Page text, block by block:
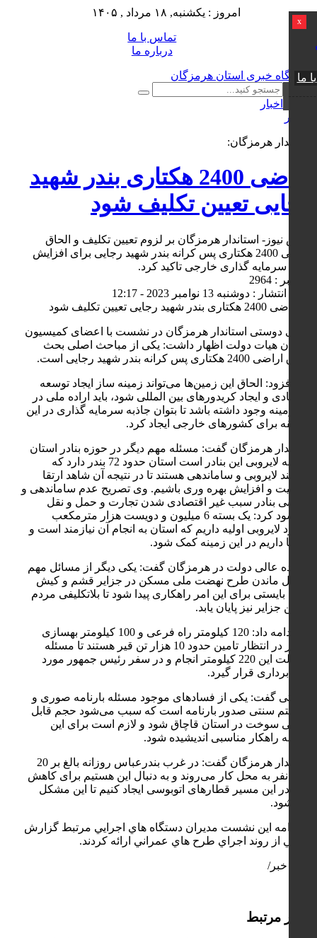
امروز : یکشنبه, ۱۸ مرداد , ۱۴۰۵
تماس با ما
درباره ما
x
ما
اخبار
استاندار هرمزگان:
اراضی 2400 هکتاری بندر شهید
رجایی تعیین تکلیف شود
کوش نیوز- استاندار هرمزگان بر لزوم تعیین تکلیف و الحاق
اراضی 2400 هکتاری پس کرانه بندر شهید رجایی برای افزایش
حجم سرمایه گذاری خارجی تاکید کرد.
کد خبر : 2964
تاریخ انتشار : دوشنبه 13 نوامبر 2023 - 12:17
مهدی دوستی استاندار هرمزگان در نشست با اعضای کمیسیون
عمران هیات دولت اظهار داشت: یکی از مباحث اصلی بحث
الحاق اراضی 2400 هکتاری پس کرانه بندر شهید رجایی است.
وی افزود: الحاق این زمین‌ها می‌تواند زمینه ساز ایجاد توسعه
اقتصادی و ایجاد کریدورهای بین المللی شود، باید اراده ملی در
این زمینه وجود داشته باشد تا بتوان جاذبه سرمایه گذاری در این
منطقه برای کشورهای خارجی ایجاد کرد.
استاندار هرمزگان گفت: مسئله مهم دیگر در حوزه بنادر استان
مسئله لایروبی این بنادر است استان حدود 72 بندر دارد که
نیازمند لایروبی و ساماندهی هستند تا در نتیجه آن شاهد ارتقا
ظرفیت و افزایش بهره وری باشیم. وی تصریح عدم ساماندهی و
لايروبی بنادر سبب غیر اقتصادی شدن تجارت و حمل و نقل
می‌شود کرد: یک بسته 6 میلیون و دویست هزار مترمکعب
برآورد لایروبی اولیه داریم که استان به انجام آن نیازمند است و
تقاضا داریم در این زمینه کمک شود.
نماینده عالی دولت در هرمزگان گفت: یکی دیگر از مسائل مهم
معطل ماندن طرح نهضت ملی مسکن در جزایر قشم و کیش
است بایستی برای این امر راهکاری پیدا شود تا بلاتکلیفی مردم
در این جزایر نیز پایان یابد.
وی ادامه داد: 120 کیلومتر راه فرعی و 100 کیلومتر بهسازی
مسیر در انتظار تامین حدود 10 هزار تن قیر هستند تا مسئله
آسفالت این 220 کیلومتر انجام و در سفر رئیس جمهور مورد
بهره برداری قرار گیرد.
دوستی گفت: یکی از فسادهای موجود مسئله بارنامه صوری و
سیستم سنتی صدور بارنامه است که سبب می‌شود حجم قابل
توجهی سوخت در استان قاچاق شود و لازم است برای این
مسئله راهکار مناسبی اندیشیده شود.
استاندار هرمزگان گفت: در غرب بندرعباس روزانه بالغ بر 20
هزار نفر به محل کار می‌روند و به دنبال این هستیم برای کاهش
تردد در این مسیر قطارهای اتوبوسی ایجاد کنیم تا این مشکل
حل شود.
در ادامه اين نشست مديران دستگاه هاي اجرايي مرتبط گزارش
كاملي از روند اجراي طرح هاي عمراني ارائه كردند.
پایان خبر/
اخبار مرتبط